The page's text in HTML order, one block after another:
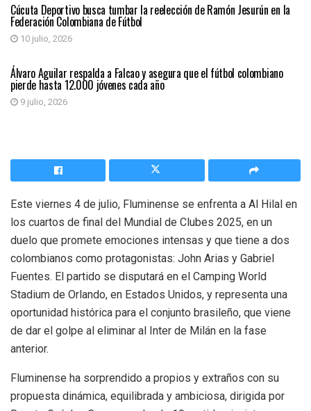
Cúcuta Deportivo busca tumbar la reelección de Ramón Jesurún en la
Federación Colombiana de Fútbol
10 julio, 2026
DEPORTES
Álvaro Aguilar respalda a Falcao y asegura que el fútbol colombiano
pierde hasta 12.000 jóvenes cada año
9 julio, 2026
Este viernes 4 de julio, Fluminense se enfrenta a Al Hilal en
los cuartos de final del Mundial de Clubes 2025, en un
duelo que promete emociones intensas y que tiene a dos
colombianos como protagonistas: John Arias y Gabriel
Fuentes. El partido se disputará en el Camping World
Stadium de Orlando, en Estados Unidos, y representa una
oportunidad histórica para el conjunto brasileño, que viene
de dar el golpe al eliminar al Inter de Milán en la fase
anterior.
Fluminense ha sorprendido a propios y extraños con su
propuesta dinámica, equilibrada y ambiciosa, dirigida por